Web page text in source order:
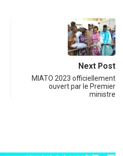
Next Post
MIATO 2023 officiellement
ouvert par le Premier
ministre